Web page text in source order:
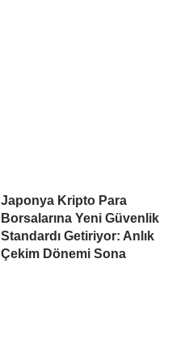
Japonya Kripto Para
Borsalarına Yeni Güvenlik
Standardı Getiriyor: Anlık
Çekim Dönemi Sona